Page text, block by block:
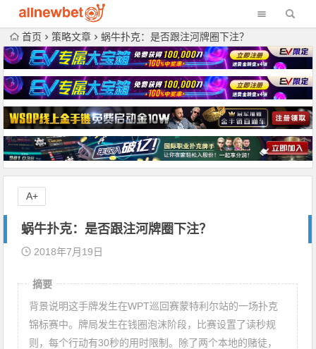
首页 策略文章 蜗牛扑克：是否跟注河牌圈下注？
蜗牛扑克：是否跟注河牌圈下注？
2018年7月19日
摘要
背景说明这手牌发生在WPT巡回赛蒙特利尔站的一场扑克
锦标赛中。牌局发生在钱圈泡沫阶段，比赛设置了读秒规
则，每个行动有30秒的用时限制。除了两个本地的赌徒，
A+